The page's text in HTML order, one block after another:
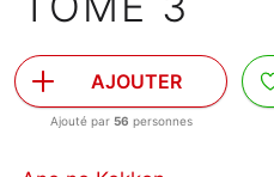
AJOUTER
Ajouté par 56 personnes